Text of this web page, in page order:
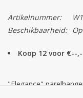
Artikelnummer:
Beschikbaarheid:
Koop 12 voor €--
"Elegance"